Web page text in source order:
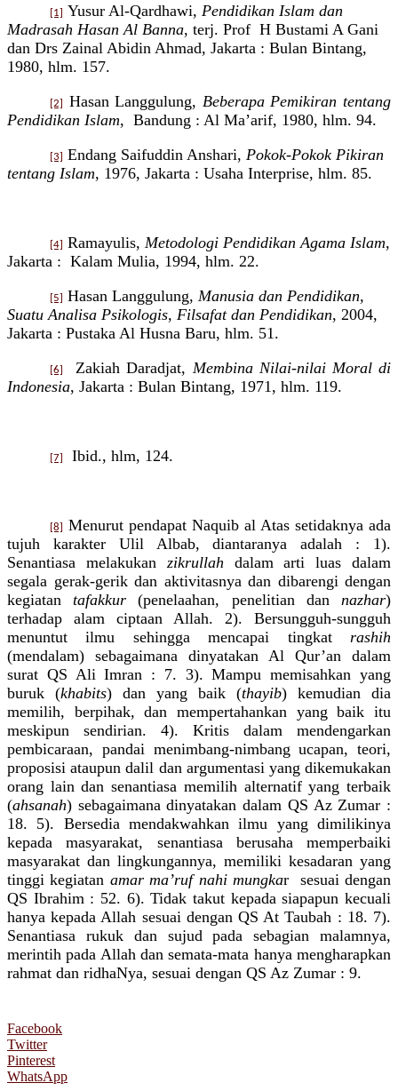
[1] Yusur Al-Qardhawi, Pendidikan Islam dan
Madrasah Hasan Al Banna, terj. Prof H Bustami A Gani
dan Drs Zainal Abidin Ahmad, Jakarta : Bulan Bintang,
1980, hlm. 157.
[2] Hasan Langgulung, Beberapa Pemikiran tentang
Pendidikan Islam, Bandung : Al Ma’arif, 1980, hlm. 94.
[3] Endang Saifuddin Anshari, Pokok-Pokok Pikiran
tentang Islam, 1976, Jakarta : Usaha Interprise, hlm. 85.
[4] Ramayulis, Metodologi Pendidikan Agama Islam,
Jakarta : Kalam Mulia, 1994, hlm. 22.
[5] Hasan Langgulung, Manusia dan Pendidikan,
Suatu Analisa Psikologis, Filsafat dan Pendidikan, 2004,
Jakarta : Pustaka Al Husna Baru, hlm. 51.
[6] Zakiah Daradjat, Membina Nilai-nilai Moral di
Indonesia, Jakarta : Bulan Bintang, 1971, hlm. 119.
[7] Ibid., hlm, 124.
[8]
Menurut pendapat Naquib al Atas setidaknya ada
tujuh karakter Ulil Albab, diantaranya adalah : 1).
Senantiasa melakukan zikrullah dalam arti luas dalam
segala gerak-gerik dan aktivitasnya dan dibarengi dengan
kegiatantafakkur (penelaahan, penelitian dan nazhar)
terhadap alam ciptaan Allah. 2). Bersungguh-sungguh
menuntut ilmu sehingga mencapai tingkat rashih
(mendalam) sebagaimana dinyatakan Al Qur’an dalam
surat QS Ali Imran : 7. 3). Mampu memisahkan yang
buruk (khabits) dan yang baik (thayib) kemudian dia
memilih, berpihak, dan mempertahankan yang baik itu
meskipun sendirian. 4). Kritis dalam mendengarkan
pembicaraan, pandai menimbang-nimbang ucapan, teori,
proposisi ataupun dalil dan argumentasi yang dikemukakan
orang lain dan senantiasa memilih alternatif yang terbaik
(ahsanah) sebagaimana dinyatakan dalam QS Az Zumar :
18. 5). Bersedia mendakwahkan ilmu yang dimilikinya
kepada masyarakat, senantiasa berusaha memperbaiki
masyarakat dan lingkungannya, memiliki kesadaran yang
tinggi kegiatan amar ma’ruf nahi mungkar
sesuai dengan
QS Ibrahim : 52. 6). Tidak takut kepada siapapun kecuali
hanya kepada Allah sesuai dengan QS At Taubah : 18. 7).
Senantiasa rukuk dan sujud pada sebagian malamnya,
merintih pada Allah dan semata-mata hanya mengharapkan
rahmat dan ridhaNya, sesuai dengan QS Az Zumar : 9.
Facebook
Twitter
Pinterest
WhatsApp